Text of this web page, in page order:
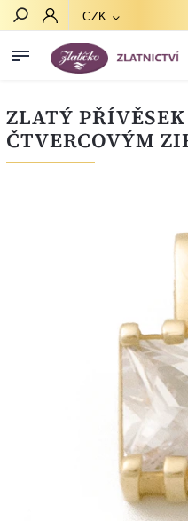
CZK
ZLATÝ
ČTVERCOVÝM